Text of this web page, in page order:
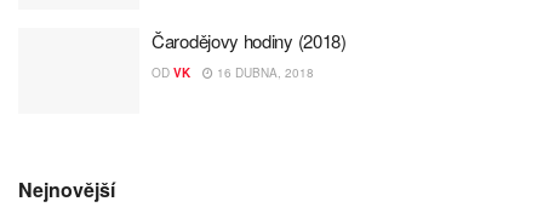
Čarodějovy hodiny (2018)
OD VK 16 DUBNA, 2018
Nejnovější